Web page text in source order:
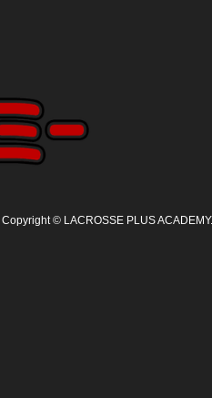
Copyright© LACROSSE PLUS ACADEMY